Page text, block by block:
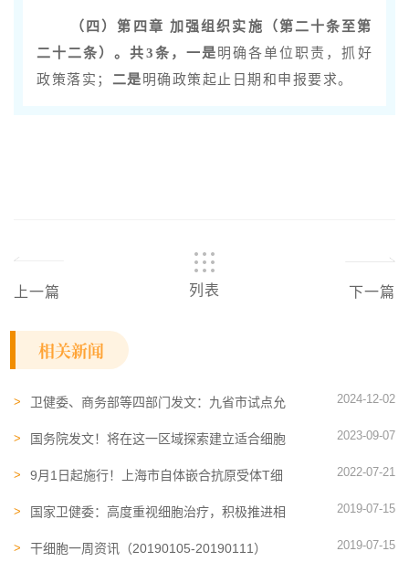
（四）第四章 加强组织实施（第二十条至第
二十二条）。共3条，一是 明确各单位职责，抓好
政策落实； 二是 明确政策起止日期和申报要求。
上一篇 列表 下一篇
相关新闻
卫健委、商务部等四部门发文：九省市试点允
疗新技术试验性治疗等
2024-12-02
国务院发文！将在这一区域探索建立适合细胞
2023-09-07
9月1日起施行！上海市自体嵌合抗原受体T细
2022-07-21
国家卫健委：高度重视细胞治疗，积极推进相
2019-07-15
干细胞一周资讯（20190105-20190111） 2019-07-15